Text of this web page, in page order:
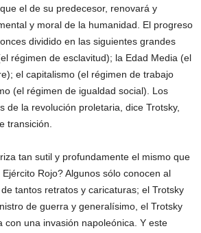
el de su predecesor, renovará y
y moral de la humanidad. El progreso
dividido en las siguientes grandes
régimen de esclavitud); la Edad Media (el
el capitalismo (el régimen de trabajo
(el régimen de igualdad social). Los
de la revolución proletaria, dice Trotsky,
transición.
tan sutil y profundamente el mismo que
Rojo? Algunos sólo conocen al
tantos retratos y caricaturas; el Trotsky
de guerra y generalísimo, el Trotsky
con una invasión napoleónica. Y este